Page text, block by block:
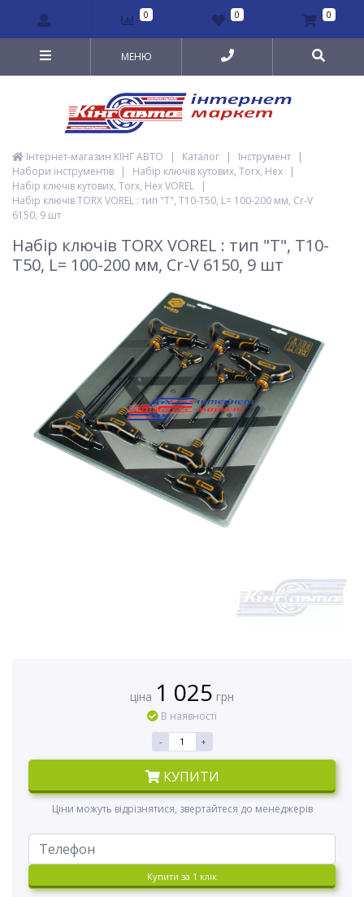
0 0 0
МЕНЮ
Інтернет-магазин КІНГ АВТО | Каталог | Інструмент
|
Набори інструментів
| Набір ключів кутових, Torx, Hex
|
Набір ключів кутових, Torx, Hex VOREL
|
Набір ключів TORX VOREL : тип "Т", Т10-T50, L= 100-200 мм, Cr-V
6150, 9 шт
Набір ключів TORX VOREL : тип "Т", Т10-
T50, L= 100-200 мм, Cr-V 6150, 9 шт
ціна 1 025 грн
В наявності
- +
КУПИТИ
Ціни можуть відрізнятися, звертайтеся до менеджерів
Купити за 1 клiк